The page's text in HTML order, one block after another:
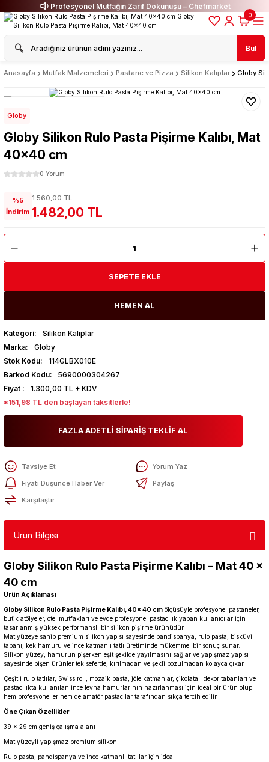
Profesyonel Mutfağın Zarif Dokunuşu – Chefmarket
Bul
0
Anasayfa Mutfak Malzemeleri Pastane ve Pizza Silikon Kalıplar Globy
Globy
Globy Silikon Rulo Pasta Pişirme Kalıbı, Mat
40x40 cm
0 Yorum
%5
İndirim
1.560,00 TL
1.482,00 TL
SEPETE EKLE
HEMEN AL
Kategori
Silikon Kalıplar
Marka
Globy
Stok Kodu
114GLBX010E
Barkod Kodu
5690000304267
Fiyat
1.300,00 TL + KDV
*151,98 TL den başlayan taksitlerle!
FAZLA ADETLİ SİPARİŞ TEKLİF AL
Tavsiye Et
Yorum Yaz
Fiyatı Düşünce Haber Ver
Paylaş
Karşılaştır
Ürün Bilgisi
Globy Silikon Rulo Pasta Pişirme Kalıbı – Mat 40 ×
40 cm
Ürün Açıklaması
Globy Silikon Rulo Pasta Pişirme Kalıbı, 40× 40 cm ölçüsüyle profesyonel pastaneler,
butik atölyeler, otel mutfakları ve evde profesyonel pastacılık yapan kullanıcılar için
tasarlanmış yüksek performanslı bir silikon pişirme ürünüdür.
Mat yüzeye sahip premium silikon yapısı sayesinde pandispanya, rulo pasta, bisküvi
tabanı, kek hamuru ve ince katmanlı tatlı üretiminde mükemmel bir sonuç sunar.
Silikon yüzey, hamurun pişerken eşit şekilde yayılmasını sağlar ve yapışmaz yapısı
sayesinde pişen ürünler tek seferde, kırılmadan ve şekli bozulmadan kolayca çıkar.
Çeşitli rulo tatlılar, Swiss roll, mozaik pasta, jöle katmanlar, çikolatalı dekor tabanları ve
pastacılıkta kullanılan ince levha hamurlarının hazırlanması için ideal bir ürün olup
hem profesyoneller hem de amatör pastacılar tarafından sıkça tercih edilir.
Öne Çıkan Özellikler
39 × 29 cm geniş çalışma alanı
Mat yüzeyli yapışmaz premium silikon
Rulo pasta, pandispanya ve ince katmanlı tatlılar için ideal